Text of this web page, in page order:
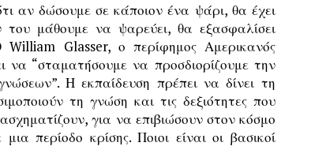
αν δώσουμε σε κάποιον ένα ψάρι, θα έχει
μάθουμε να ψαρεύει, θα εξασφαλίσει
Glasser, ο περίφημος Αμερικανός
να “σταματήσουμε να προσδιορίζουμε την
Η εκπαίδευση πρέπει να δίνει τη
τη γνώση και τις δεξιότητες που
για να επιβιώσουν στον κόσμο
περίοδο κρίσης. Ποιοι είναι οι βασικοί